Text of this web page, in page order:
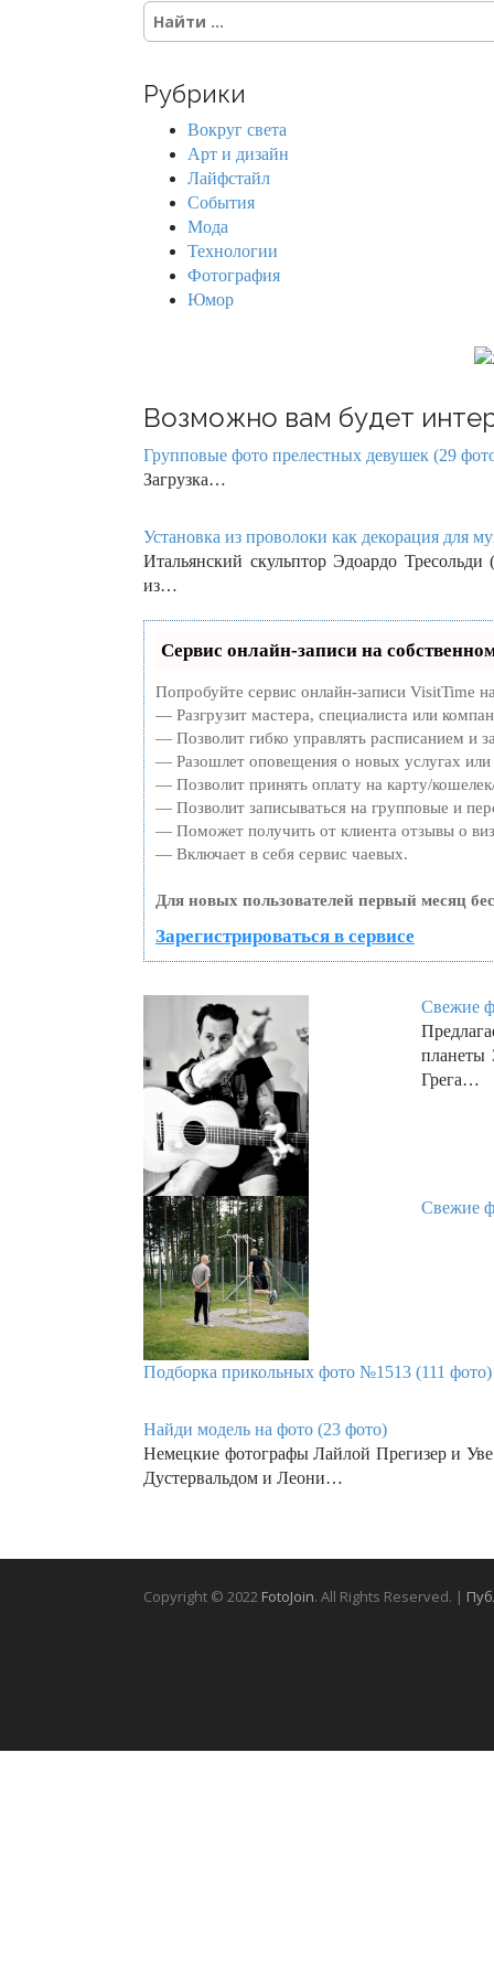
S
e
c
Рубрики
Вокруг света
Арт и дизайн
Лайфстайл
События
Мода
Технологии
Фотография
Юмор
Возможно вам будет
Групповые фото прелестных девушек (29
Загрузка…
Установка из проволоки как декорация для
Итальянский скульптор Эдоардо
из…
Сервис онлайн-записи на
Попробуйте сервис онлайн-записи VisitTime
— Разгрузит мастера, специалиста или
— Позволит гибко управлять расписанием и
— Разошлет оповещения о новых услугах или
— Позволит принять оплату на карту/
— Позволит записываться на групповые и
— Поможет получить от клиента отзывы о
— Включает в себя сервис чаевых.
Для новых пользователей первый месяц
Зарегистрироваться в сервисе
Свежие
планеты
Грега…
Свежие
Подборка прикольных фото №1513 (111 фото)
Найди модель на фото (23 фото)
Немецкие фотографы Лайлой Прегизер и
Дустервальдом и Леони…
Copyright © 2022 FotoJoin. All Rights Reserved. |